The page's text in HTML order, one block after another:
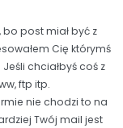
post miał być z
Cię którymś
. Jeśli chciałbyś coś z
ftp itp.
nie chodzi to na
Twój mail jest